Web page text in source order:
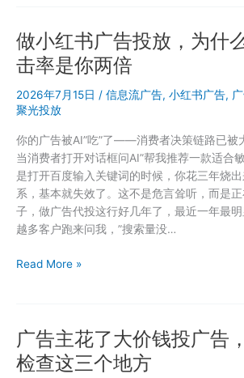
获
客
两
种
模
对
比：
笔
记
推
广
落
广
各
有
做小红书广告投放，为什
击率是你两倍
2026年7月15日 / 信息流广告, 小红书广告,
聚光投放
你的广告被AI”吃”了——消费者决策链路已被
当消费者打开对话框问AI”帮我推荐一款适合
是打开百度输入关键词的时候，你花三年烧
系，基本就失效了。这不是危言耸听，而是
子，做广告代投这行好几年了，最近一年最
越多客户跑来问我，”搜索量没…
做
广
告
投
Read More »
广告主花了大价钱投广告
检查这三个地方